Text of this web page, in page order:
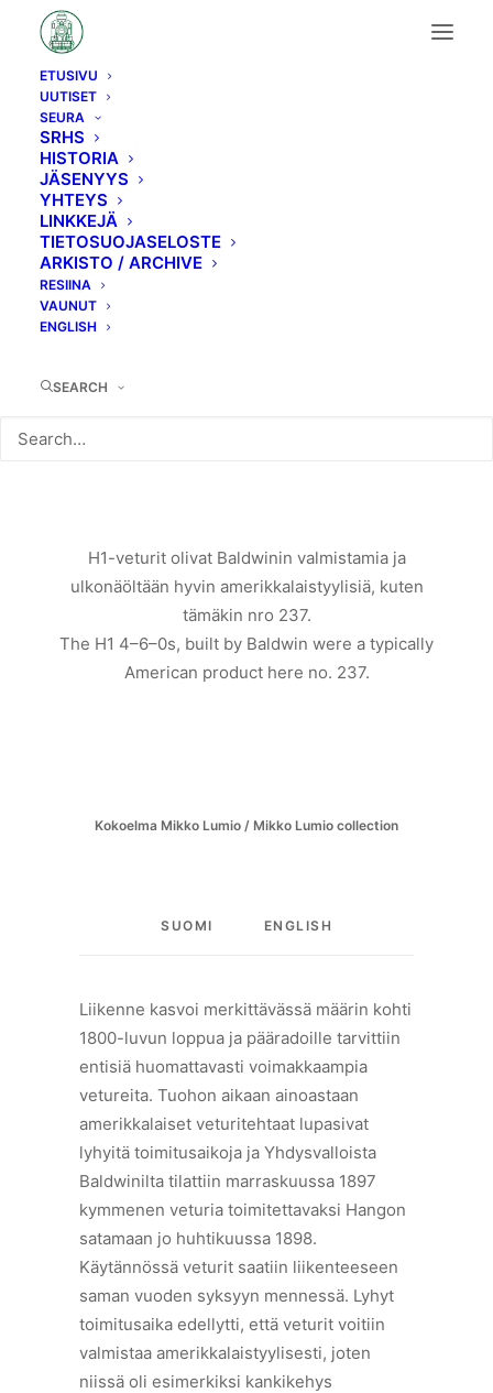
ETUSIVU
UUTISET
SEURA
SRHS
HISTORIA
JÄSENYYS
YHTEYS
LINKKEJÄ
TIETOSUOJASELOSTE
ARKISTO / ARCHIVE
RESIINA
VAUNUT
ENGLISH
SEARCH
H1-veturit olivat Baldwinin valmistamia ja
ulkonäöltään hyvin amerikkalaistyylisiä, kuten
tämäkin nro 237.
The H1 4–6–0s, built by Baldwin were a typically
American product here no. 237.
Kokoelma Mikko Lumio / Mikko Lumio collection
SUOMI ENGLISH
Liikenne kasvoi merkittävässä määrin kohti
1800-luvun loppua ja pääradoille tarvittiin
entisiä huomattavasti voimakkaampia
vetureita. Tuohon aikaan ainoastaan
amerikkalaiset veturitehtaat lupasivat
lyhyitä toimitusaikoja ja Yhdysvalloista
Baldwinilta tilattiin marraskuussa 1897
kymmenen veturia toimitettavaksi Hangon
satamaan jo huhtikuussa 1898.
Käytännössä veturit saatiin liikenteeseen
saman vuoden syksyyn mennessä. Lyhyt
toimitusaika edellytti, että veturit voitiin
valmistaa amerikkalaistyylisesti, joten
niissä oli esimerkiksi kankikehys